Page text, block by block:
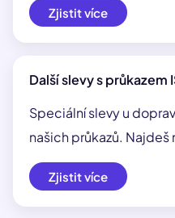
Zjistit více
Další slevy s průkazem
Speciální slevy u
našich průkazů. Najdeš
Zjistit více